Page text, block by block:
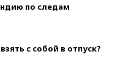
по следам
с собой в отпуск?